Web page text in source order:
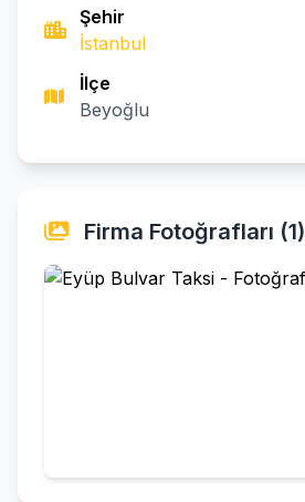
Şehir
İstanbul
İlçe
Beyoğlu
Firma Fotoğrafları (1)